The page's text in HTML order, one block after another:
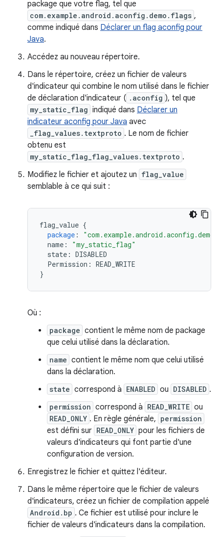
package que votre flag, tel que
com.example.android.aconfig.demo.flags ,
comme indiqué dans Déclarer un flag aconfig pour
Java.
Accédez au nouveau répertoire.
Dans le répertoire, créez un fichier de valeurs
d'indicateur qui combine le nom utilisé dans le fichier
de déclaration d'indicateur ( .aconfig ), tel que
my_static_flag indiqué dans Déclarer un
indicateur aconfig pour Java avec
_flag_values.textproto . Le nom de fichier
obtenu est
my_static_flag_flag_values.textproto .
Modifiez le fichier et ajoutez un flag_value
semblable à ce qui suit :
flag_value {
package :
name :
"my_static_flag"
state : DISABLED
Permission : READ_WRITE
}
Où :
package contient le même nom de package
que celui utilisé dans la déclaration.
name contient le même nom que celui utilisé
dans la déclaration.
state correspond à ENABLED ou DISABLED .
permission correspond à READ_WRITE ou
READ_ONLY . En règle générale, permission
est défini sur READ_ONLY pour les fichiers de
valeurs d'indicateurs qui font partie d'une
configuration de version.
Enregistrez le fichier et quittez l'éditeur.
Dans le même répertoire que le fichier de valeurs
d'indicateurs, créez un fichier de compilation appelé
Android.bp . Ce fichier est utilisé pour inclure le
fichier de valeurs d'indicateurs dans la compilation.